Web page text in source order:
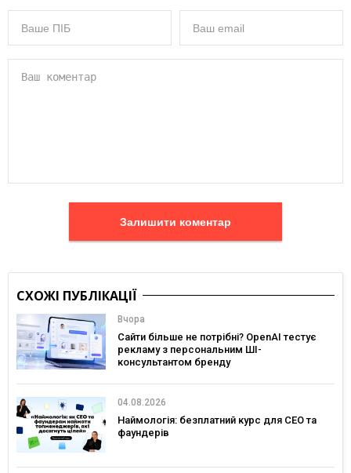
Залишити коментар
СХОЖІ ПУБЛІКАЦІЇ
Вчора
Сайти більше не потрібні? OpenAI тестує
рекламу з персональним ШІ-
консультантом бренду
04.08.2026
Наймологія: безплатний курс для CEO та
фаундерів